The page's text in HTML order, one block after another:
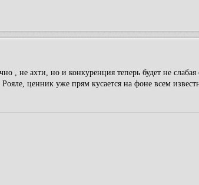
, не ахти, но и конкуренция теперь будет не
ценник уже прям кусается на фоне всем